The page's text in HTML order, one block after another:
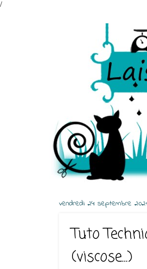
/
vendredi 24 septembre
Tuto
(viscose...)